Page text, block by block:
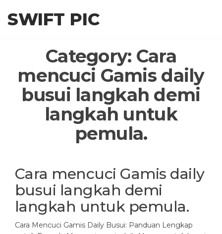
SWIFT PIC
Category: Cara
mencuci Gamis daily
busui langkah demi
langkah untuk
pemula.
Cara mencuci Gamis daily
busui langkah demi
langkah untuk pemula.
Cara Mencuci Gamis Daily Busui: Panduan Lengkap